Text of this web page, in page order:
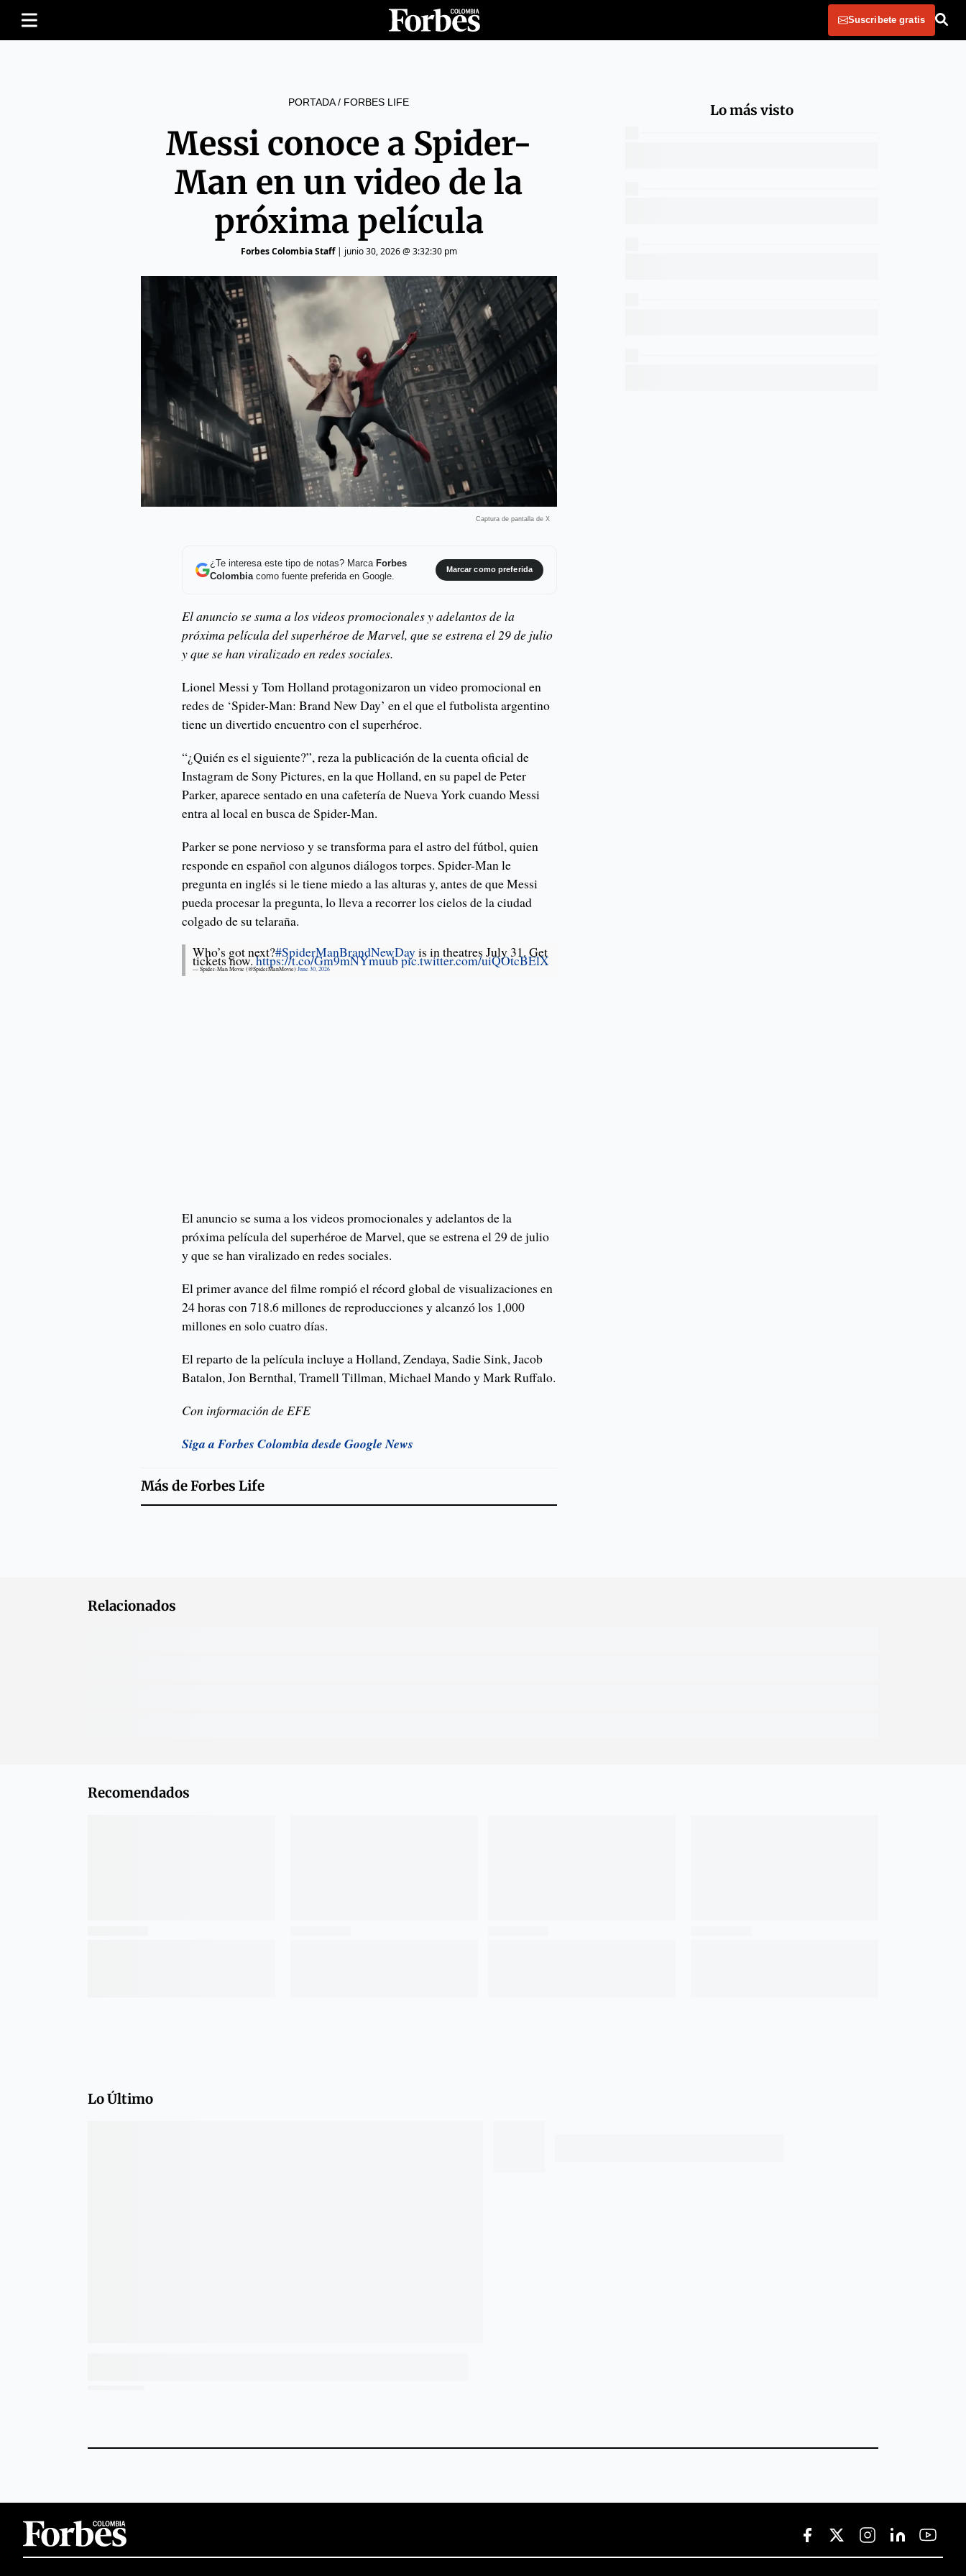
Suscribete gratis
PORTADA/ FORBES LIFE
Messi conoce a Spider-
Man en un video de la
próxima película
Forbes Colombia Staff| junio 30, 2026 @ 3:32:30 pm
Captura de pantalla de X
¿Te interesa este tipo de notas? Marca Forbes
Colombiacomo fuente preferida en Google.
Marcar como preferida
El anuncio se suma a los videos promocionales y adelantos de la
próxima película del superhéroe de Marvel, que se estrena el 29 de julio
y que se han viralizado en redes sociales.
Lionel Messi y Tom Holland protagonizaron un video promocional en
redes de ‘Spider-Man: Brand New Day’ en el que el futbolista argentino
tiene un divertido encuentro con el superhéroe.
“¿Quién es el siguiente?”, reza la publicación de la cuenta oficial de
Instagram de Sony Pictures, en la que Holland, en su papel de Peter
Parker, aparece sentado en una cafetería de Nueva York cuando Messi
entra al local en busca de Spider-Man.
Parker se pone nervioso y se transforma para el astro del fútbol, quien
responde en español con algunos diálogos torpes. Spider-Man le
pregunta en inglés si le tiene miedo a las alturas y, antes de que Messi
pueda procesar la pregunta, lo lleva a recorrer los cielos de la ciudad
colgado de su telaraña.
Who’s got next?#SpiderManBrandNewDayis in theatres July 31. Get
tickets now.https://t.co/Gm9mNYmuubpic.twitter.com/uiQOtcBElX
— Spider-Man Movie (@SpiderManMovie)June 30, 2026
El anuncio se suma a los videos promocionales y adelantos de la
próxima película del superhéroe de Marvel, que se estrena el 29 de julio
y que se han viralizado en redes sociales.
El primer avance del filme rompió el récord global de visualizaciones en
24 horas con 718.6 millones de reproducciones y alcanzó los 1,000
millones en solo cuatro días.
El reparto de la película incluye a Holland, Zendaya, Sadie Sink, Jacob
Batalon, Jon Bernthal, Tramell Tillman, Michael Mando y Mark Ruffalo.
Con información de EFE
Siga a Forbes Colombia desde Google News
Más deForbes Life
Lo más visto
Relacionados
Recomendados
Lo Último